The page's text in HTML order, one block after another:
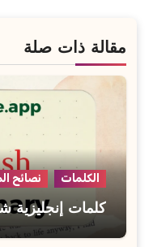
مقالة ذات صلة
الكلمات نصائح
كلمات إنجليزية